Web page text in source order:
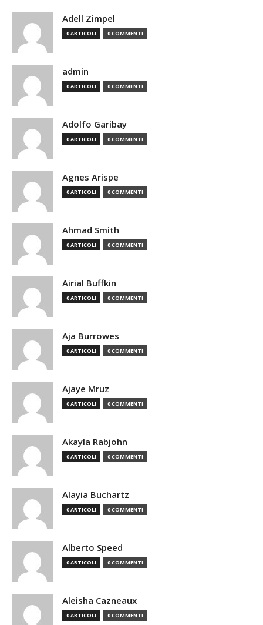
Adell Zimpel
0 ARTICOLI 0 COMMENTI
admin
0 ARTICOLI 0 COMMENTI
Adolfo Garibay
0 ARTICOLI 0 COMMENTI
Agnes Arispe
0 ARTICOLI 0 COMMENTI
Ahmad Smith
0 ARTICOLI 0 COMMENTI
Airial Buffkin
0 ARTICOLI 0 COMMENTI
Aja Burrowes
0 ARTICOLI 0 COMMENTI
Ajaye Mruz
0 ARTICOLI 0 COMMENTI
Akayla Rabjohn
0 ARTICOLI 0 COMMENTI
Alayia Buchartz
0 ARTICOLI 0 COMMENTI
Alberto Speed
0 ARTICOLI 0 COMMENTI
Aleisha Cazneaux
0 ARTICOLI 0 COMMENTI